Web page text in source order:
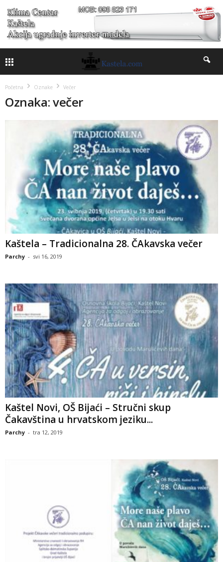
Početna Oznake Večer
Oznaka: večer
Kaštela – Tradicionalna 28. ČAkavska večer
Parchy - svi 16, 2019
Kaštel Novi, OŠ Bijaći – Stručni skup
Čakavština u hrvatskom jeziku...
Parchy - tra 12, 2019